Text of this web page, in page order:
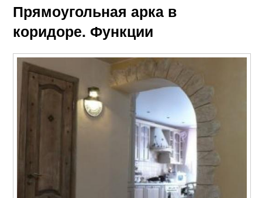
Прямоугольная арка в
коридоре. Функции